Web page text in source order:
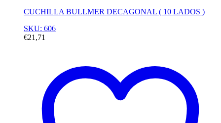
CUCHILLA BULLMER DECAGONAL ( 10 LADOS )
SKU: 606
€21,71